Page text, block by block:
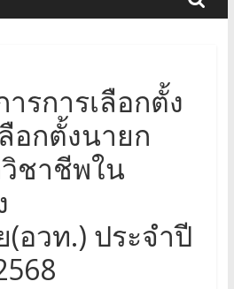
รการเลือกตั้ง
ลือกตั้งนายก
ชาชีพใน
(อวท.) ประจำปี